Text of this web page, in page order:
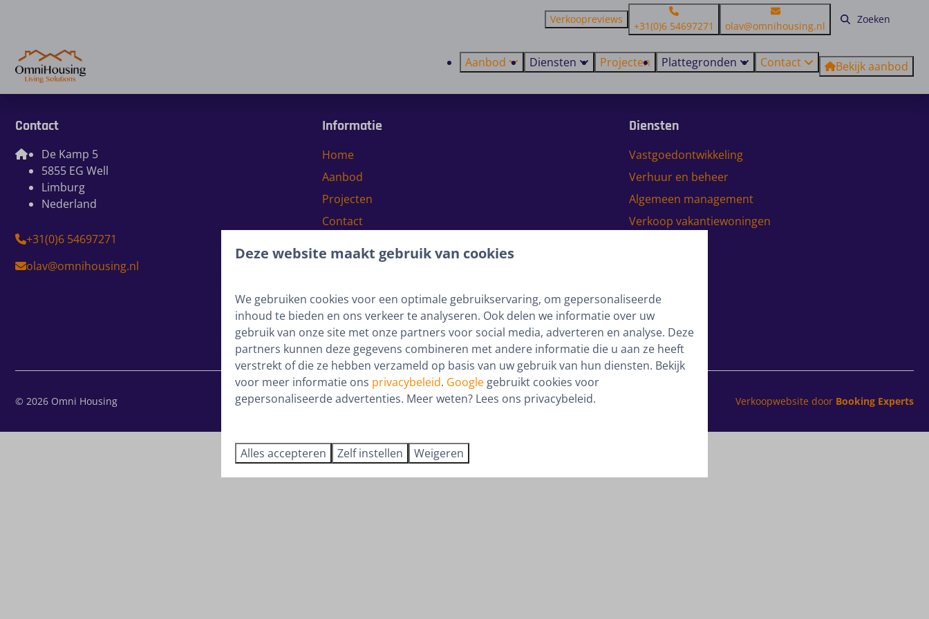
Verkoopreviews
+31(0)6 54697271 olav@omnihousing.nl
Aanbod Diensten Projecten Plattegronden Contact Bekijk aanbod
Contact
De Kamp 5
5855 EG Well
Limburg
Nederland
+31(0)6 54697271
olav@omnihousing.nl
Informatie
Home
Aanbod
Projecten
Contact
Investeren
Verkoopreviews
Dit moet je weten
Diensten
Vastgoedontwikkeling
Verhuur en beheer
Algemeen management
Verkoop vakantiewoningen
© 2026 Omni Housing Verkoopwebsite door Booking Experts
Deze website maakt gebruik van cookies
We gebruiken cookies voor een optimale gebruikservaring, om gepersonaliseerde
inhoud te bieden en ons verkeer te analyseren. Ook delen we informatie over uw
gebruik van onze site met onze partners voor social media, adverteren en analyse. Deze
partners kunnen deze gegevens combineren met andere informatie die u aan ze heeft
verstrekt of die ze hebben verzameld op basis van uw gebruik van hun diensten. Bekijk
voor meer informatie ons privacybeleid. Google gebruikt cookies voor
gepersonaliseerde advertenties. Meer weten? Lees ons privacybeleid.
Alles accepteren Zelf instellen Weigeren